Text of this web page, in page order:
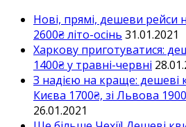
Нові, прямі, дешеви рейси
2600₴ літо-осінь 31.01.2021
Харкову приготуватися:
1400₴ у травні-червні
З надією на краще: дешеві
Києва 1700₴, зі Львова
26.01.2021